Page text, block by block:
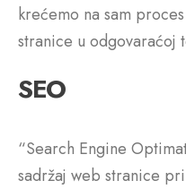
krećemo na sam
stranice u odgovaraćoj
SEO
“Search Engine
sadržaj web stranice